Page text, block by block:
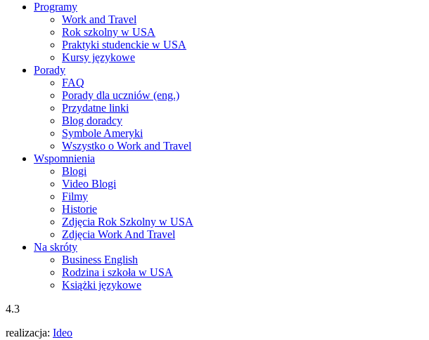
Programy
Work and Travel
Rok szkolny w USA
Praktyki studenckie w USA
Kursy językowe
Porady
FAQ
Porady dla uczniów (eng.)
Przydatne linki
Blog doradcy
Symbole Ameryki
Wszystko o Work and Travel
Wspomnienia
Blogi
Video Blogi
Filmy
Historie
Zdjęcia Rok Szkolny w USA
Zdjęcia Work And Travel
Na skróty
Business English
Rodzina i szkoła w USA
Książki językowe
4.3
realizacja: Ideo